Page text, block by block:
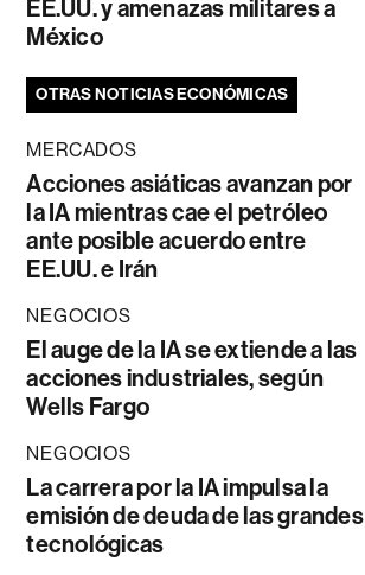
EE.UU. y amenazas militares a
México
OTRAS NOTICIAS ECONÓMICAS
MERCADOS
Acciones asiáticas avanzan por
la IA mientras cae el petróleo
ante posible acuerdo entre
EE.UU. e Irán
NEGOCIOS
El auge de la IA se extiende a las
acciones industriales, según
Wells Fargo
NEGOCIOS
La carrera por la IA impulsa la
emisión de deuda de las grandes
tecnológicas